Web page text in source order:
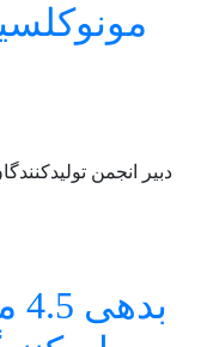
دبیر انجمن